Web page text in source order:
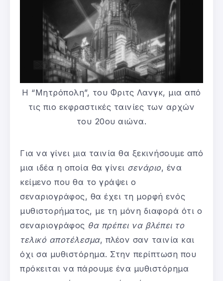
Η “Μητρόπολη”, του Φριτς Λανγκ, μια από
τις πιο εκφραστικές ταινίες των αρχών
του 20ου αιώνα.
Για να γίνει μια ταινία θα ξεκινήσουμε από
μια ιδέα η οποία θα γίνει σενάριο, ένα
κείμενο που θα το γράψει ο
σεναριογράφος, θα έχει τη μορφή ενός
μυθιστορήματος, με τη μόνη διαφορά ότι ο
σεναριογράφος θα πρέπει να βλέπει το
τελικό αποτέλεσμα, πλέον σαν ταινία και
όχι σα μυθιστόρημα. Στην περίπτωση που
πρόκειται να πάρουμε ένα μυθιστόρημα